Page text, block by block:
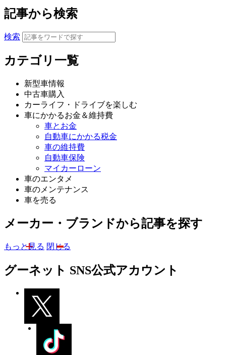
記事から検索
検索
カテゴリ一覧
新型車情報
中古車購入
カーライフ・ドライブを楽しむ
車にかかるお金＆維持費
車とお金
自動車にかかる税金
車の維持費
自動車保険
マイカーローン
車のエンタメ
車のメンテナンス
車を売る
メーカー・ブランドから記事を探す
もっと見る 閉じる
グーネット SNS公式アカウント